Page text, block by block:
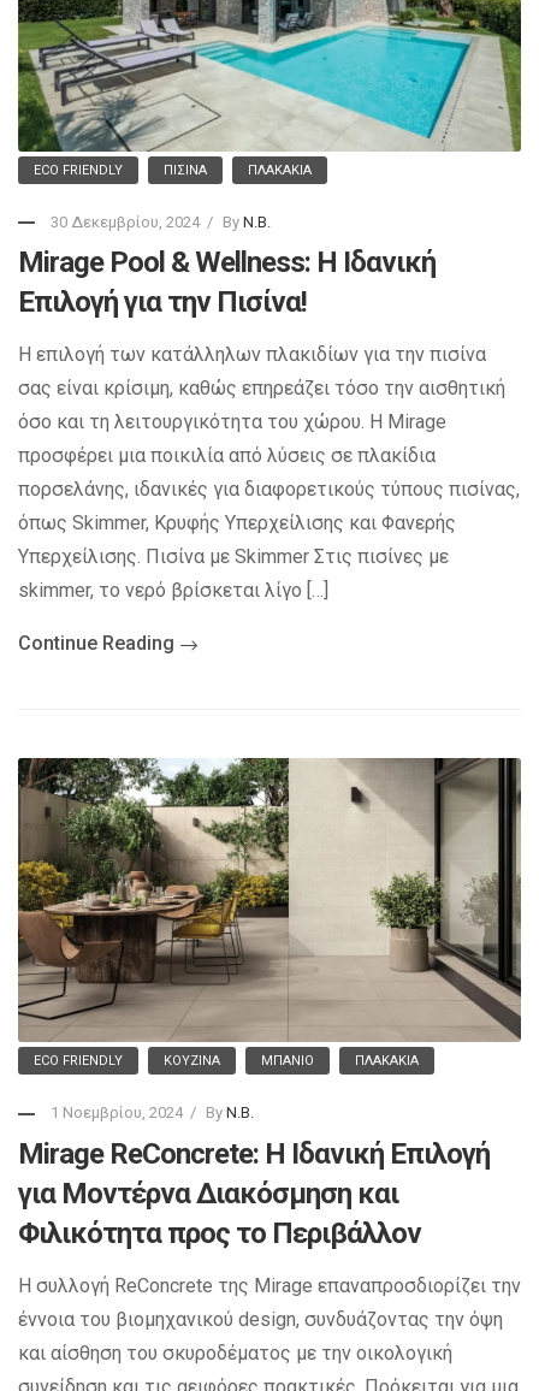
ECO FRIENDLY ΠΙΣΊΝΑ ΠΛΑΚΆΚΙΑ
30 Δεκεμβρίου, 2024 By N.B.
Mirage Pool & Wellness: Η Ιδανική
Επιλογή για την Πισίνα!
Η επιλογή των κατάλληλων πλακιδίων για την πισίνα
σας είναι κρίσιμη, καθώς επηρεάζει τόσο την αισθητική
όσο και τη λειτουργικότητα του χώρου. Η Mirage
προσφέρει μια ποικιλία από λύσεις σε πλακίδια
πορσελάνης, ιδανικές για διαφορετικούς τύπους πισίνας,
όπως Skimmer, Κρυφής Υπερχείλισης και Φανερής
Υπερχείλισης. Πισίνα με Skimmer Στις πισίνες με
skimmer, το νερό βρίσκεται λίγο […]
Continue Reading
ECO FRIENDLY ΚΟΥΖΊΝΑ ΜΠΆΝΙΟ ΠΛΑΚΆΚΙΑ
1 Νοεμβρίου, 2024 By N.B.
Mirage ReConcrete: Η Ιδανική Επιλογή
για Μοντέρνα Διακόσμηση και
Φιλικότητα προς το Περιβάλλον
Η συλλογή ReConcrete της Mirage επαναπροσδιορίζει την
έννοια του βιομηχανικού design, συνδυάζοντας την όψη
και αίσθηση του σκυροδέματος με την οικολογική
συνείδηση και τις αειφόρες πρακτικές. Πρόκειται για μια